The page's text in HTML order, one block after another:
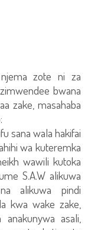
zote ni za
bwana
zake, masahaba
sana wala hakifai
wa kuteremka
wawili kutoka
S.A.W alikuwa
alikuwa pindi
kwa wake zake,
asali,